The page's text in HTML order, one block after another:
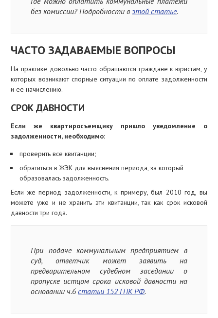
без комиссии? Подробности вэтой статье.
ЧАСТО ЗАДАВАЕМЫЕ ВОПРОСЫ
На практике довольно часто обращаются граждане к юристам, у
которых возникают спорные ситуации по оплате задолженности
и ее начислению.
СРОК ДАВНОСТИ
Если же квартиросъемщику пришло уведомление о
задолженности, необходимо:
проверить все квитанции;
обратиться в ЖЭК для выяснения периода, за который
образовалась задолженность.
Если же период задолженности, к примеру, был 2010 год, вы
можете уже и не хранить эти квитанции, так как срок исковой
давности три года.
При подаче коммунальным предприятием в
суд, ответчик может заявить на
предварительном судебном заседании о
пропуске истцом срока исковой давности на
основании ч.6статьи 152 ГПК РФ.